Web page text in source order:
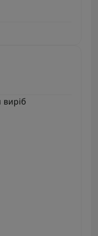
виріб